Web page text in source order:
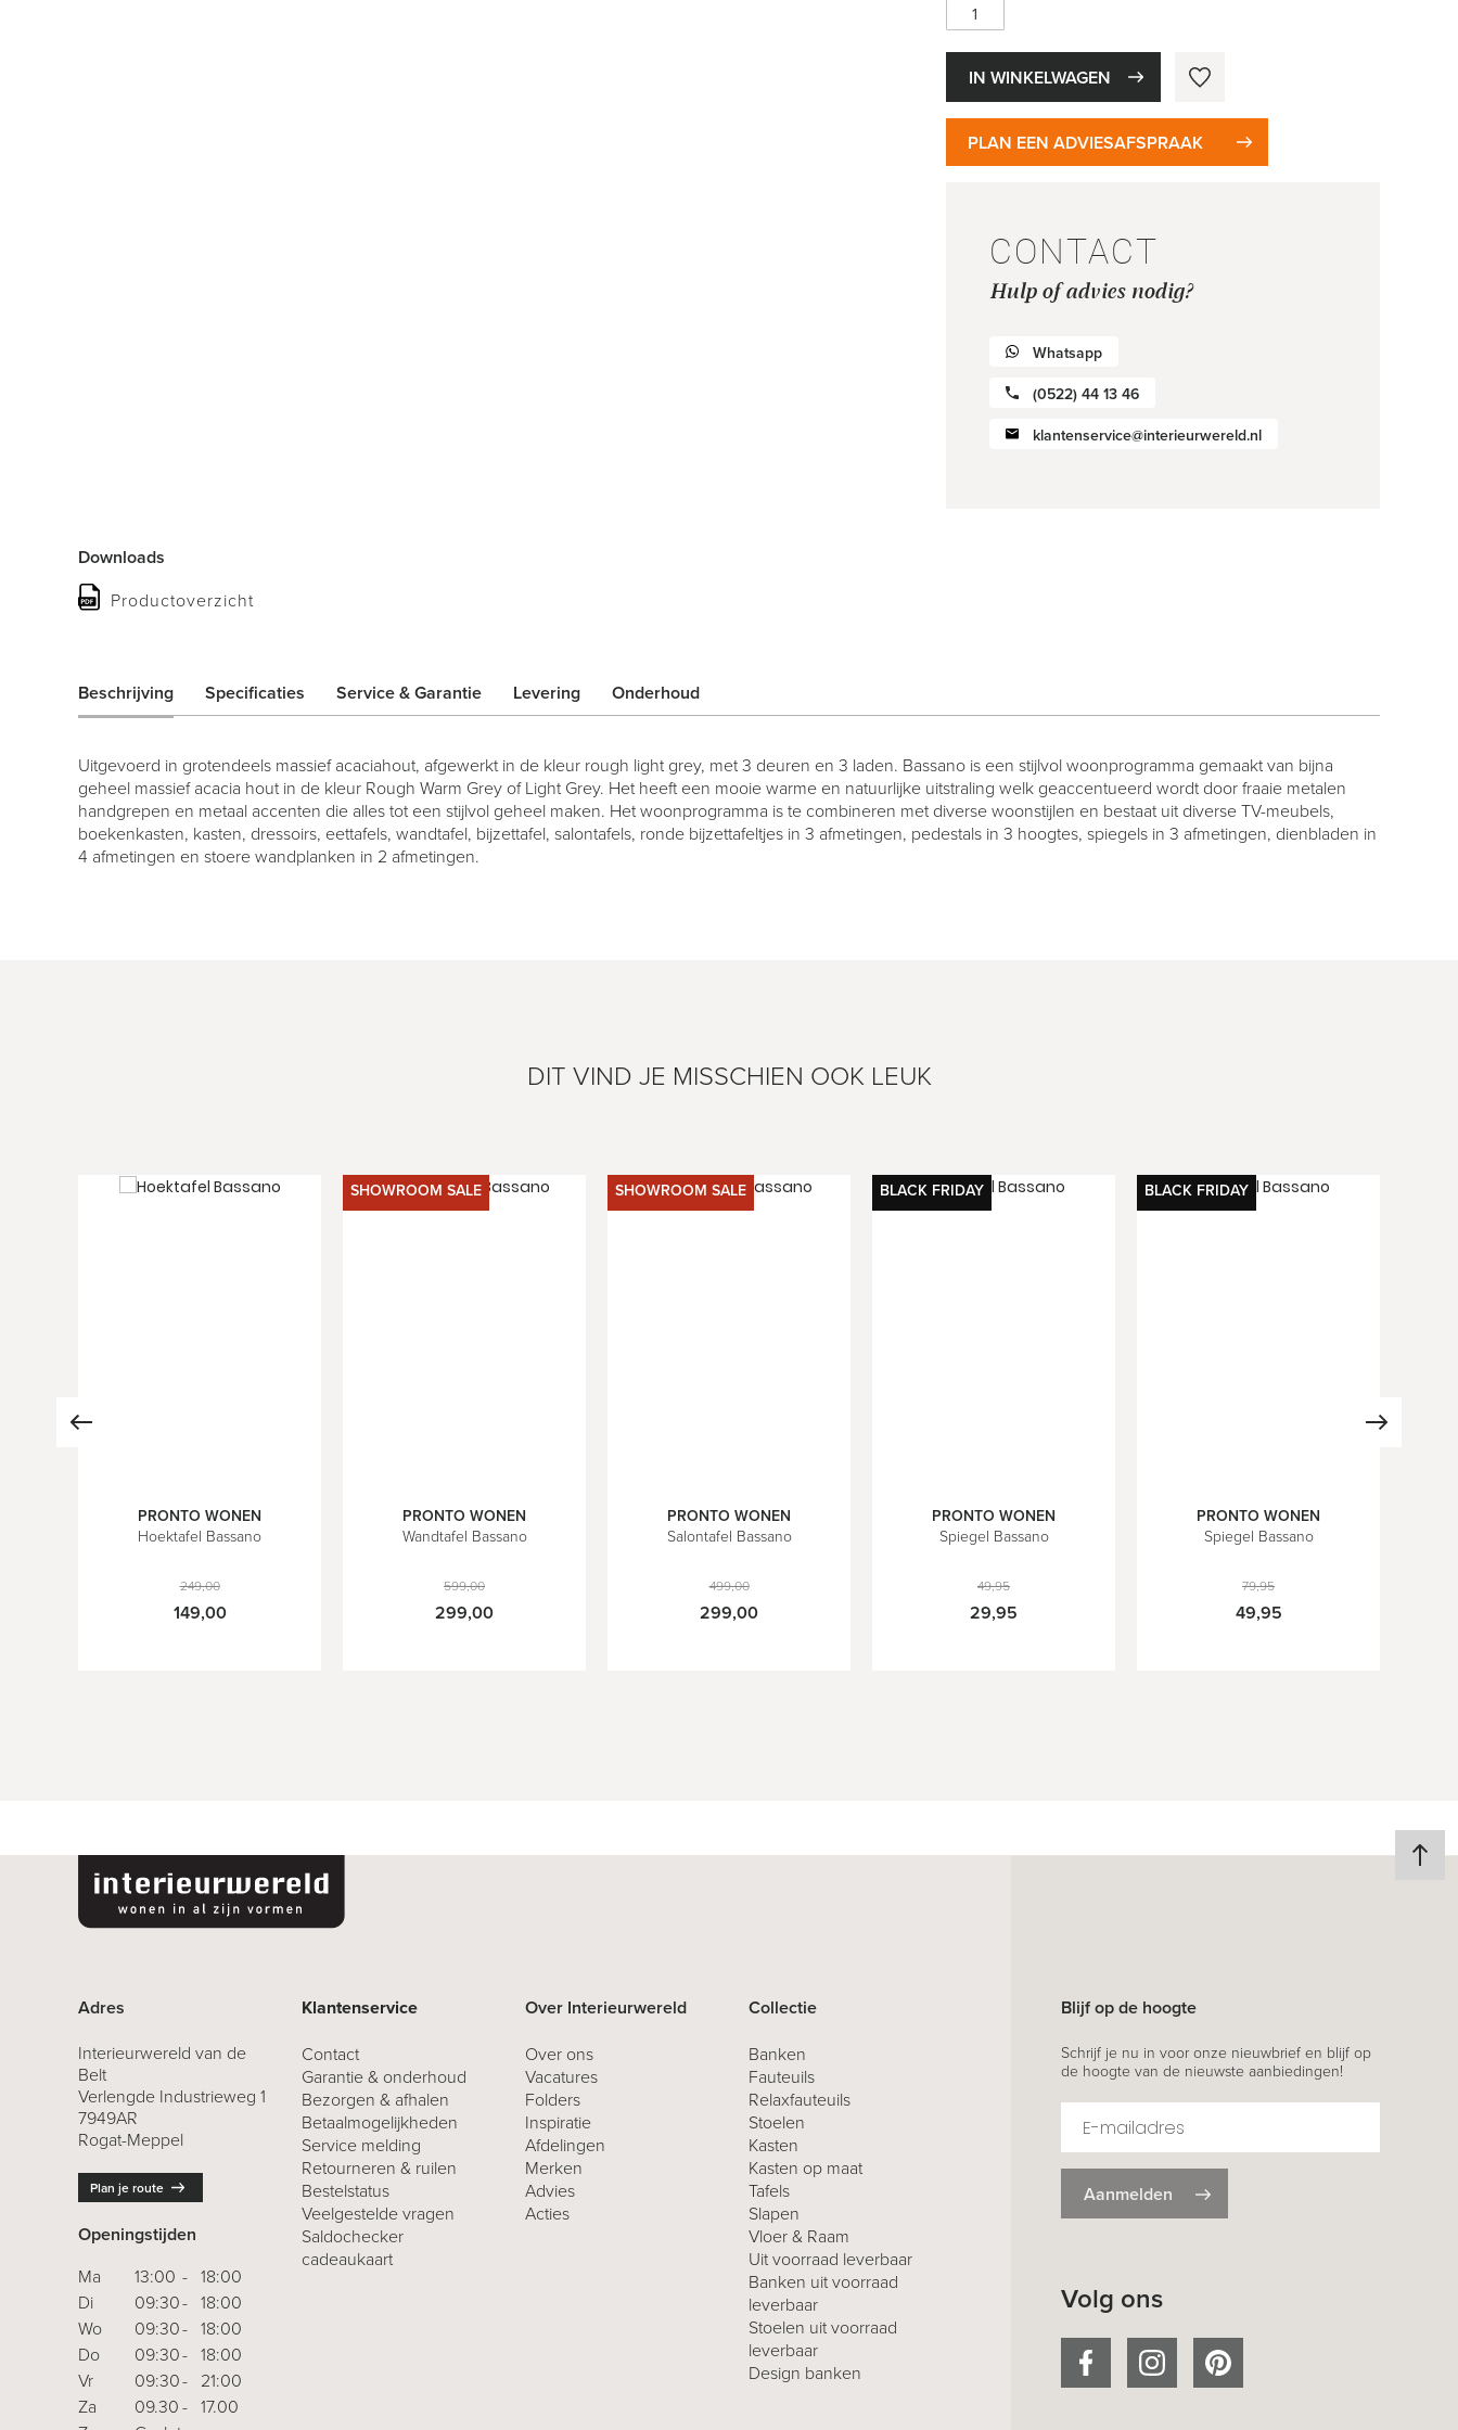
IN WINKELWAGEN
PLAN EEN ADVIESAFSPRAAK
CONTACT
Hulp of advies nodig?
Whatsapp
(0522) 44 13 46
klantenservice@interieurwereld.nl
Downloads
Productoverzicht
Beschrijving
Uitgevoerd in grotendeels massief acaciahout, afgewerkt in de kleur rough light grey, met 3 deuren en 3 laden. Bassano is een stijlvol woonprogramma gemaakt van bijna
geheel massief acacia hout in de kleur Rough Warm Grey of Light Grey. Het heeft een mooie warme en natuurlijke uitstraling welk geaccentueerd wordt door fraaie metalen
handgrepen en metaal accenten die alles tot een stijlvol geheel maken. Het woonprogramma is te combineren met diverse woonstijlen en bestaat uit diverse TV-meubels,
boekenkasten, kasten, dressoirs, eettafels, wandtafel, bijzettafel, salontafels, ronde bijzettafeltjes in 3 afmetingen, pedestals in 3 hoogtes, spiegels in 3 afmetingen, dienbladen in
4 afmetingen en stoere wandplanken in 2 afmetingen.
Specificaties Service & Garantie Levering Onderhoud
DIT VIND JE MISSCHIEN OOK LEUK
PRONTO WONEN
Hoektafel Bassano
249,00
149,00
SHOWROOM SALE
PRONTO WONEN
Wandtafel Bassano
599,00
299,00
SHOWROOM SALE
PRONTO WONEN
Salontafel Bassano
499,00
299,00
BLACK FRIDAY
PRONTO WONEN
Spiegel Bassano
49,95
29,95
BLACK FRIDAY
PRONTO WONEN
Spiegel Bassano
79,95
49,95
Adres
Interieurwereld van de
Belt
Verlengde Industrieweg 1
7949AR
Rogat-Meppel
Plan je route
Openingstijden
Ma
Di
Wo
Do
Vr
Za
13:00 - 18:00
09:30- 18:00
09:30- 18:00
09:30- 18:00
09:30- 21:00
09.30- 17.00
Klantenservice
Contact
Garantie & onderhoud
Bezorgen & afhalen
Betaalmogelijkheden
Service melding
Retourneren & ruilen
Bestelstatus
Veelgestelde vragen
Saldochecker
cadeaukaart
Over Interieurwereld
Over ons
Vacatures
Folders
Inspiratie
Afdelingen
Merken
Advies
Acties
Collectie
Banken
Fauteuils
Relaxfauteuils
Stoelen
Kasten
Kasten op maat
Tafels
Slapen
Vloer & Raam
Uit voorraad leverbaar
Banken uit voorraad
leverbaar
Stoelen uit voorraad
leverbaar
Design banken
Blijf op de hoogte
Schrijf je nu in voor onze nieuwbrief en blijf op
de hoogte van de nieuwste aanbiedingen!
Aanmelden
Volg ons